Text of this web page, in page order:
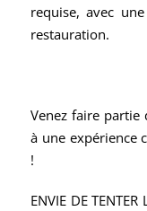
requise, avec
restauration.
Venez faire partie
à une expérience
!
ENVIE DE TENTER